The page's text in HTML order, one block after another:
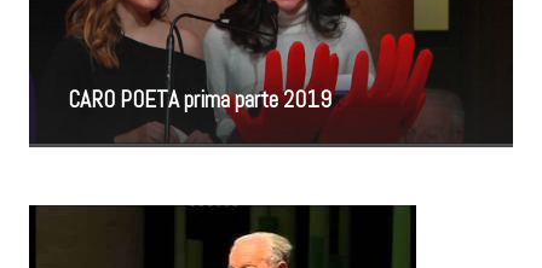
CARO POETA prima parte 2019